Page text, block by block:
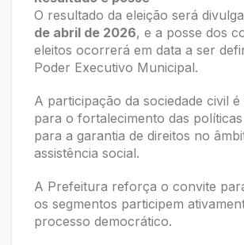
O resultado da eleição será
de abril de 2026, e a posse dos
eleitos ocorrerá em data a ser
Poder Executivo Municipal.
A participação da sociedade civil
para o fortalecimento das
para a garantia de direitos no
assistência social.
A Prefeitura reforça o convite
os segmentos participem
processo democrático.